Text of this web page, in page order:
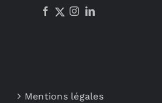
Mentions légales